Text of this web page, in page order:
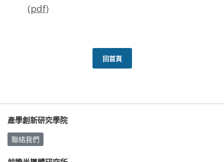
(pdf)
回首頁
產學創新研究學院
聯絡我們